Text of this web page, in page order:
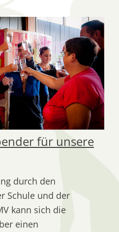
für unsere
durch den
Schule und der
kann sich die
einen